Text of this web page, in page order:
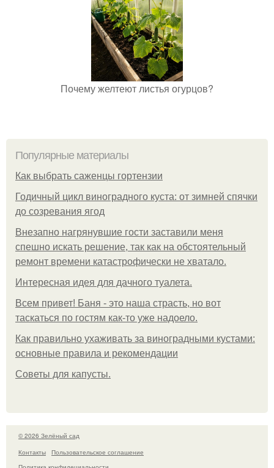
Почему желтеют листья огурцов?
Популярные материалы
Как выбрать саженцы гортензии
Годичный цикл виноградного куста: от зимней спячки
до созревания ягод
Внезапно нагрянувшие гости заставили меня
спешно искать решение, так как на обстоятельный
ремонт времени катастрофически не хватало.
Интересная идея для дачного туалета.
Всем привет! Баня - это наша страсть, но вот
таскаться по гостям как-то уже надоело.
Как правильно ухаживать за виноградными кустами:
основные правила и рекомендации
Советы для капусты.
© 2026 Зелёный сад
Контакты
Пользовательское соглашение